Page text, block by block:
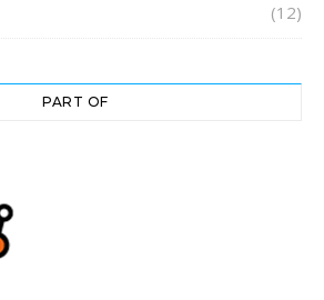
(12)
PART OF